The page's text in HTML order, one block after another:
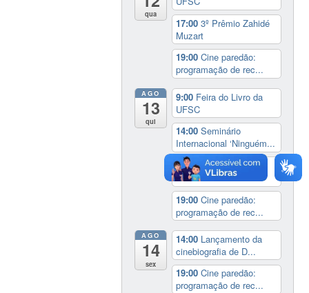
qua
17:003º Prêmio Zahidé
Muzart
19:00Cine paredão:
programação de rec...
AGO
13
qui
9:00 Feira do Livro da
UFSC
14:00Seminário
Internacional ‘Ninguém...
14:30 Sessão Especial
do Conselho Esta...
19:00Cine paredão:
programação de rec...
AGO
14
sex
14:00 Lançamento da
cinebiografia de D...
19:00Cine paredão:
programação de rec...